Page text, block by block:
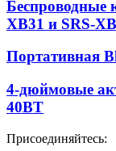
Беспроводные
XB31 и SRS-
Портативная
4-дюймовые
40BT
Присоединяйтесь: